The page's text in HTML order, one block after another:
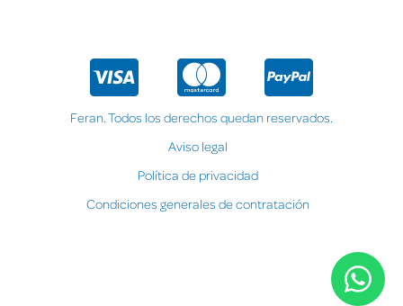
Feran. Todos los derechos quedan reservados.
Aviso legal
Política de privacidad
Condiciones generales de contratación